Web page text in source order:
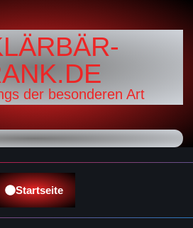
der besonderen Art
Startseite